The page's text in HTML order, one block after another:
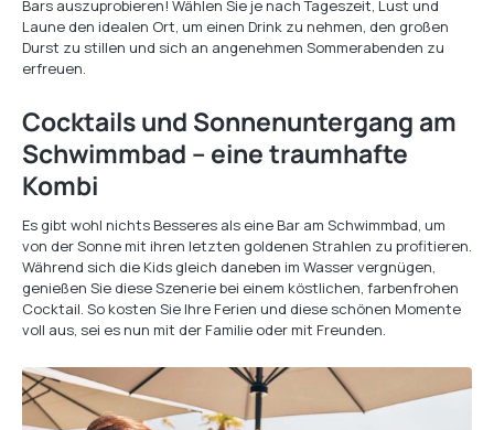
Bars auszuprobieren! Wählen Sie je nach Tageszeit, Lust und
Laune den idealen Ort, um einen Drink zu nehmen, den großen
Durst zu stillen und sich an angenehmen Sommerabenden zu
erfreuen.
Cocktails und Sonnenuntergang am
Schwimmbad – eine traumhafte
Kombi
Es gibt wohl nichts Besseres als eine Bar am Schwimmbad, um
von der Sonne mit ihren letzten goldenen Strahlen zu profitieren.
Während sich die Kids gleich daneben im Wasser vergnügen,
genießen Sie diese Szenerie bei einem köstlichen, farbenfrohen
Cocktail. So kosten Sie Ihre Ferien und diese schönen Momente
voll aus, sei es nun mit der Familie oder mit Freunden.